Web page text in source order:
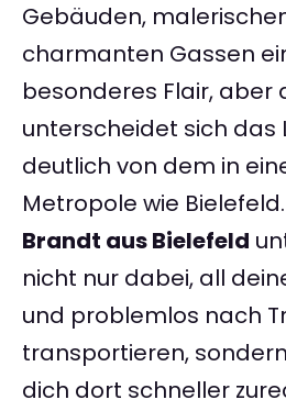
Gebäuden,
charmanten Gassen
besonderes Flair, aber
unterscheidet sich das
deutlich von dem in
Metropole wie Bielefeld.
Brandt aus Bielefeld
nicht nur dabei, all
und problemlos nach
transportieren,
dich dort schneller